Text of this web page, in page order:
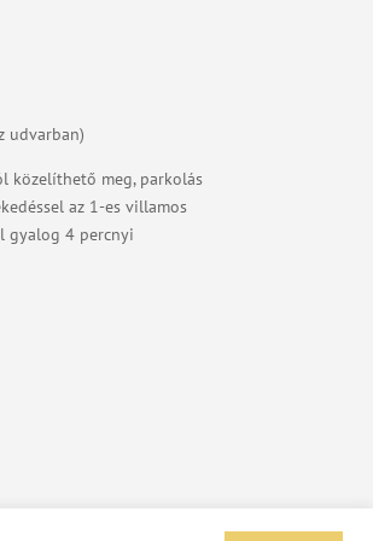
udvarban)
közelíthető meg, parkolás
az 1-es villamos
gyalog 4 percnyi